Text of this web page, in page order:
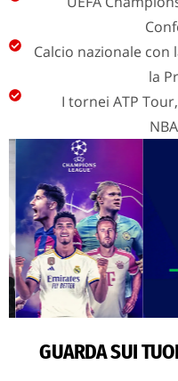
Calcio nazionale con
la
I tornei ATP
GUARDA SUI TUOI